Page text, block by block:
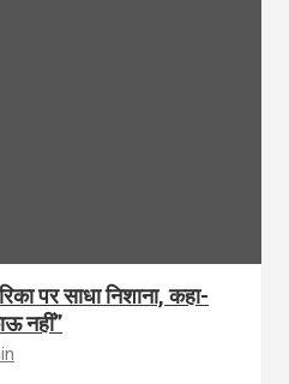
पर साधा निशाना, कहा-
नहीं”